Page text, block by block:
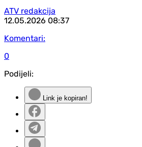
ATV redakcija
12.05.2026 08:37
Komentari:
0
Podijeli:
Link je kopiran!